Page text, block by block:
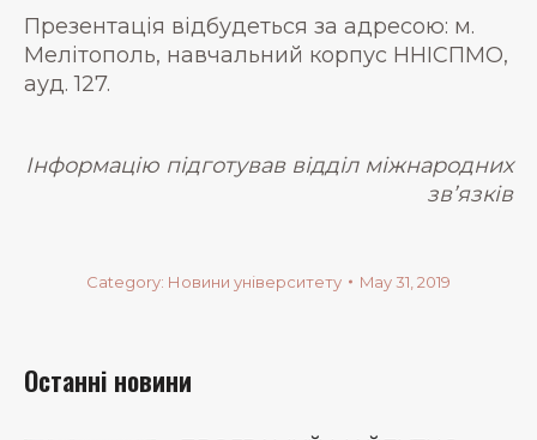
Презентація відбудеться за адресою: м.
Мелітополь, навчальний корпус ННІСПМО,
ауд. 127.
Інформацію підготував відділ міжнародних
зв’язків
Category: Новини університету May 31, 2019
Останні новини